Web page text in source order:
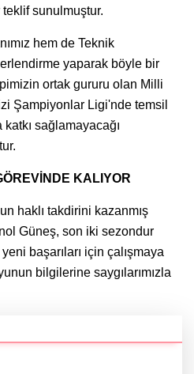
sunulmuştur.
hem de Teknik
yaparak böyle bir
ortak gururu olan Milli
Şampiyonlar Ligi'nde temsil
sağlamayacağı
KALIYOR
haklı takdirini kazanmış
Güneş, son iki sezondur
başarıları için çalışmaya
bilgilerine saygılarımızla